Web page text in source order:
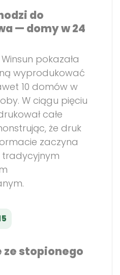
do
— domy w 24
pokazała
wyprodukować
10 domów w
W ciągu pięciu
całe
że druk
zaczyna
tradycyjnym
ze stopionego